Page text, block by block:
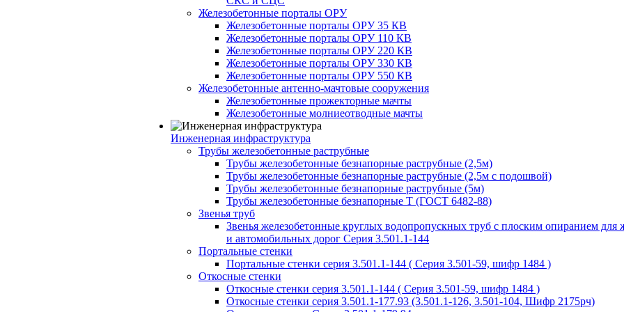
Железобетонные порталы ОРУ
Железобетонные порталы ОРУ 35 КВ
Железобетонные порталы ОРУ 110 КВ
Железобетонные порталы ОРУ 220 КВ
Железобетонные порталы ОРУ 330 КВ
Железобетонные порталы ОРУ 550 КВ
Железобетонные антенно-мачтовые сооружения
Железобетонные прожекторные мачты
Железобетонные молниеотводные мачты
Инженерная инфраструктура
Трубы железобетонные раструбные
Трубы железобетонные безнапорные раструбные (2,5м)
Трубы железобетонные безнапорные раструбные (2,5м с подошвой)
Трубы железобетонные безнапорные раструбные (5м)
Трубы железобетонные безнапорные Т (ГОСТ 6482-88)
Звенья труб
Звенья железобетонные круглых водопропускных труб с плоским опиранием для
и автомобильных дорог Серия 3.501.1-144
Портальные стенки
Портальные стенки серия 3.501.1-144 ( Серия 3.501-59, шифр 1484 )
Откосные стенки
Откосные стенки серия 3.501.1-144 ( Серия 3.501-59, шифр 1484 )
Откосные стенки серия 3.501.1-177.93 (3.501.1-126, 3.501-104, Шифр 2175рч)